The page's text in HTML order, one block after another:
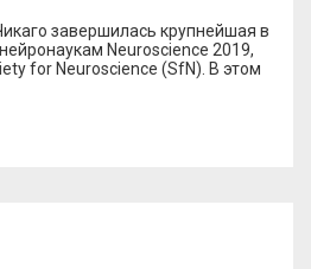
завершилась крупнейшая в
Neuroscience 2019,
for Neuroscience (SfN). В этом